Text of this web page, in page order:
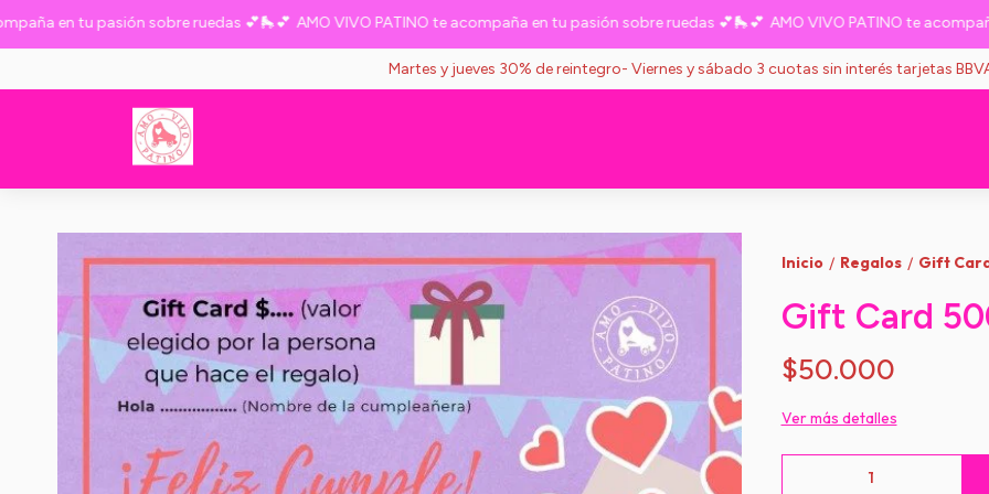
en tu pasión sobre ruedas 💕🛼💕 AMO VIVO PATINO te acompaña en tu pasión sobre ruedas 💕🛼💕 AMO VIVO PATINO te acompaña
Martes y jueves 30% de reintegro- Viernes y sábado 3 cuotas sin interés tarjetas
Inicio / Regalos / Gift
Gift Card
$50.000
Ver más detalles